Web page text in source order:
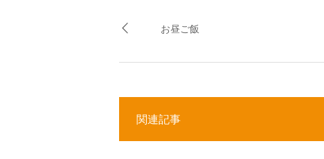
お昼ご飯
関連記事